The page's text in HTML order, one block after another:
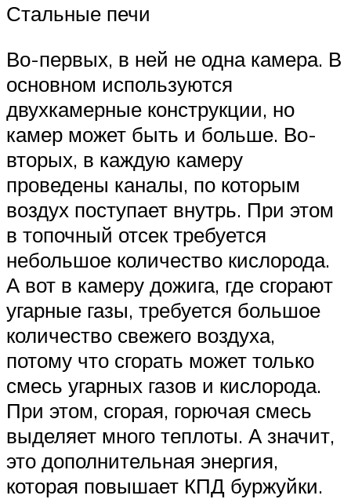
Стальные печи
Во-первых, в ней не одна камера. В
основном используются
двухкамерные конструкции, но
камер может быть и больше. Во-
вторых, в каждую камеру
проведены каналы, по которым
воздух поступает внутрь. При этом
в топочный отсек требуется
небольшое количество кислорода.
А вот в камеру дожига, где сгорают
угарные газы, требуется большое
количество свежего воздуха,
потому что сгорать может только
смесь угарных газов и кислорода.
При этом, сгорая, горючая смесь
выделяет много теплоты. А значит,
это дополнительная энергия,
которая повышает КПД буржуйки.